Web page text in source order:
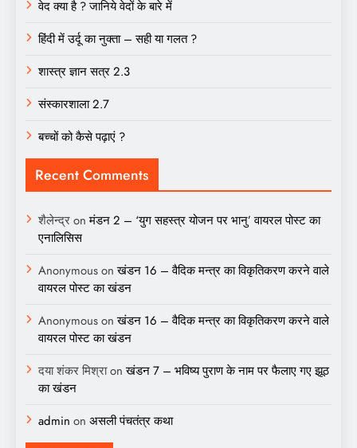
वेद क्या है ? जानिये वेदों के बारे में
हिंदी में उर्दू का नुक्ता – सही या गलत ?
शास्त्र ज्ञान सत्र 2.3
संस्कारशाला 2.7
बच्चों को कैसे पढ़ाएं ?
Recent Comments
शैलेन्द्रonमंडन 2 – ‘युग सहस्त्र योजन पर भानु’ वायरल पोस्ट का
एनालिसिस
Anonymousonखंडन 16 – वैदिक मन्त्र का विकृतिकरण करने वाले
वायरल पोस्ट का खंडन
Anonymousonखंडन 16 – वैदिक मन्त्र का विकृतिकरण करने वाले
वायरल पोस्ट का खंडन
दया शंकर मिश्राonखंडन 7 – भविष्य पुराण के नाम पर फैलाए गए झूठ
का खंडन
admin on असली पंचतंत्र कथा